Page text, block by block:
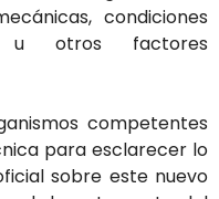
condiciones
u otros factores
competentes
para esclarecer lo
sobre este nuevo